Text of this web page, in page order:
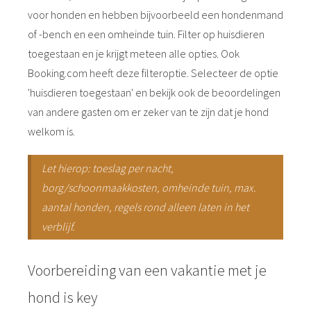
voor honden en hebben bijvoorbeeld een hondenmand
of -bench en een omheinde tuin. Filter op huisdieren
toegestaan en je krijgt meteen alle opties. Ook
Booking.com heeft deze filteroptie. Selecteer de optie
'huisdieren toegestaan' en bekijk ook de beoordelingen
van andere gasten om er zeker van te zijn dat je hond
welkom is.
Let hierop: toeslag per nacht,
borg/schoonmaakkosten, omheinde tuin, max.
aantal honden, regels rond alleen laten in het
verblijf.
Voorbereiding van een vakantie met je
hond is key